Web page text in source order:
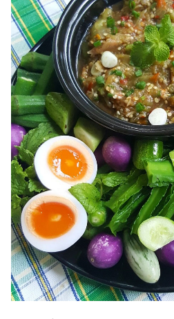
Station
ละคร
บันเทิง
เกาหลี
ไลฟ์
ไตล์
ดูด
วง
ผู้
หญิง
ผู้ชาย
สุขภาพ
ท่อง